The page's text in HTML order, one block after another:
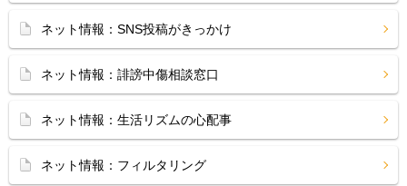
ネット情報：SNS投稿がきっかけ
ネット情報：誹謗中傷相談窓口
ネット情報：生活リズムの心配事
ネット情報：フィルタリング